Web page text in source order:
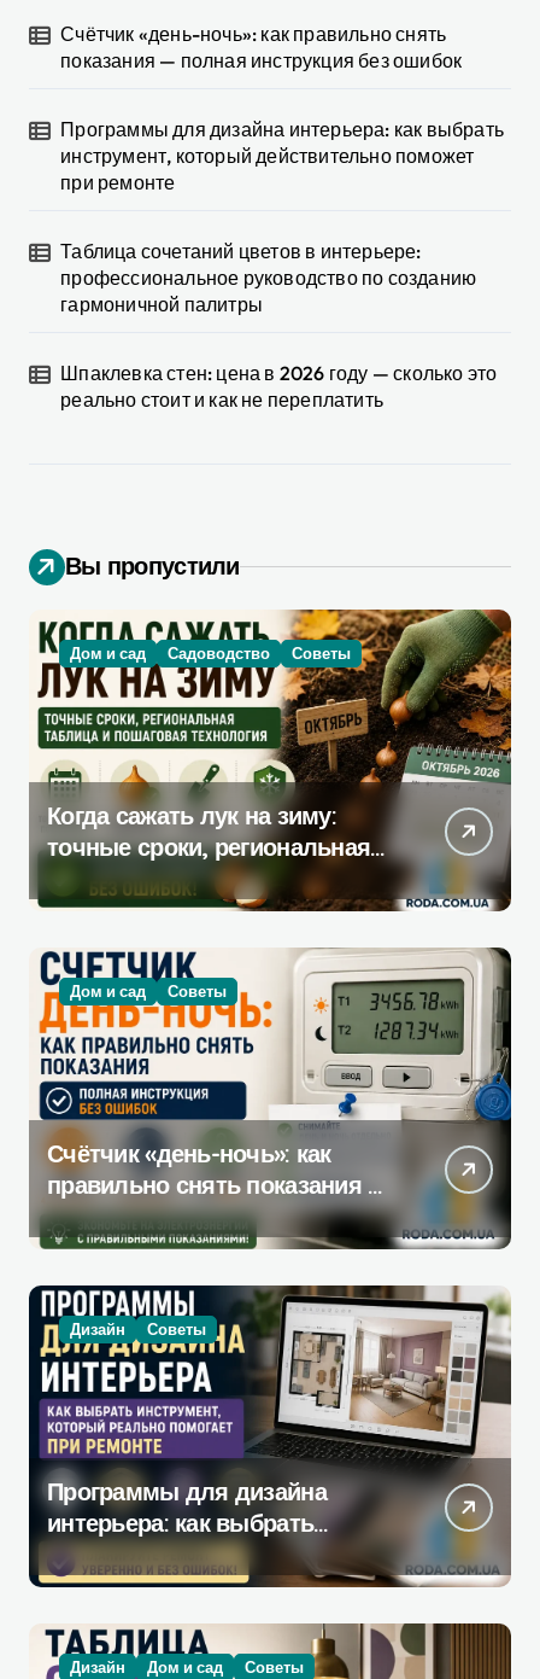
Счётчик «день-ночь»: как правильно снять
показания — полная инструкция без ошибок
Программы для дизайна интерьера: как выбрать
инструмент, который действительно поможет
при ремонте
Таблица сочетаний цветов в интерьере:
профессиональное руководство по созданию
гармоничной палитры
Шпаклевка стен: цена в 2026 году — сколько это
реально стоит и как не переплатить
Вы пропустили
Дом и сад Садоводство Советы
Когда сажать лук на зиму:
точные сроки, региональная
таблица и пошаговая
инструкция
Дом и сад Советы
Счётчик «день-ночь»: как
правильно снять показания —
полная инструкция без
ошибок
Дизайн Советы
Программы для дизайна
интерьера: как выбрать
инструмент, который
действительно поможет при
ремонте
Дизайн Дом и сад Советы